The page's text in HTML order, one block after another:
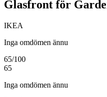
Glasfront för
IKEA
Inga omdömen ännu
65/100
65
Inga omdömen ännu